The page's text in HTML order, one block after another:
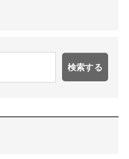
検索する